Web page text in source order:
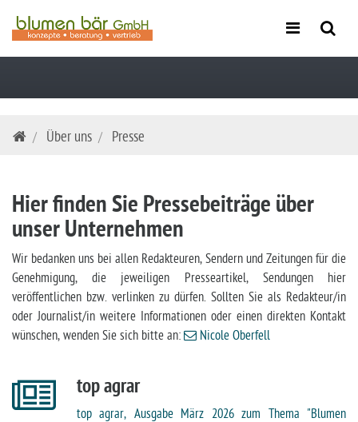
Inhalt
Über uns Presse
Hier finden Sie Pressebeiträge über
unser Unternehmen
Wir bedanken uns bei allen Redakteuren, Sendern und Zeitungen für die
Genehmigung, die jeweiligen Presseartikel, Sendungen hier
veröffentlichen bzw. verlinken zu dürfen. Sollten Sie als Redakteur/in
oder Journalist/in weitere Informationen oder einen direkten Kontakt
wünschen, wenden Sie sich bitte an:
Nicole Oberfell
top agrar
top agrar, Ausgabe März 2026 zum Thema "Blumen